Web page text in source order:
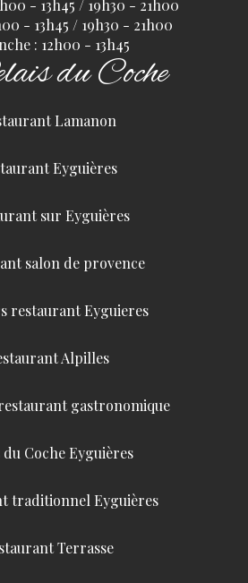
- 13h45 / 19h30 - 21h00
- 13h45 / 19h30 - 21h00
: 12h00 - 13h45
du Coche
Lamanon
Eyguières
sur Eyguières
salon de provence
restaurant Eyguieres
Alpilles
gastronomique
du Coche Eyguières
traditionnel Eyguières
Terrasse